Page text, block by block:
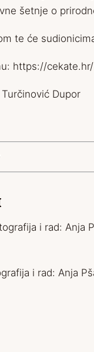
šetnje o
te će
https://
Dupor
i rad: Anja
i rad: Anja